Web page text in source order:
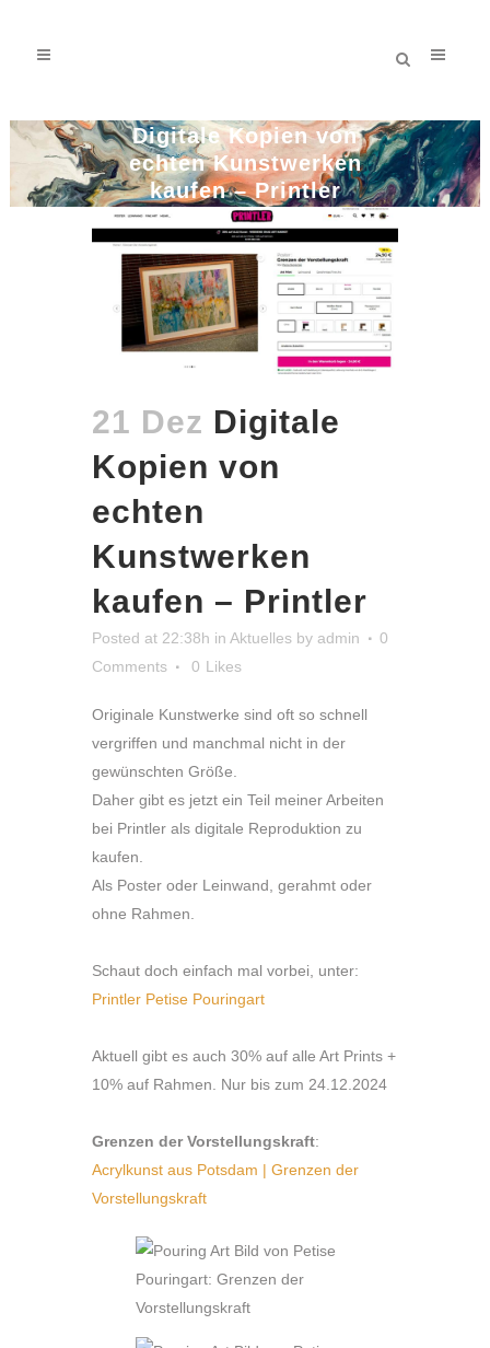
Digitale Kopien von
echten Kunstwerken
kaufen – Printler
21 Dez Digitale
Kopien von
echten
Kunstwerken
kaufen – Printler
Posted at 22:38h in Aktuelles by admin
0
Comments
0 Likes
Originale Kunstwerke sind oft so schnell
vergriffen und manchmal nicht in der
gewünschten Größe.
Daher gibt es jetzt ein Teil meiner Arbeiten
bei Printler als digitale Reproduktion zu
kaufen.
Als Poster oder Leinwand, gerahmt oder
ohne Rahmen.
Schaut doch einfach mal vorbei, unter:
Printler Petise Pouringart
Aktuell gibt es auch 30% auf alle Art Prints +
10% auf Rahmen. Nur bis zum 24.12.2024
Grenzen der Vorstellungskraft:
Acrylkunst aus Potsdam | Grenzen der
Vorstellungskraft